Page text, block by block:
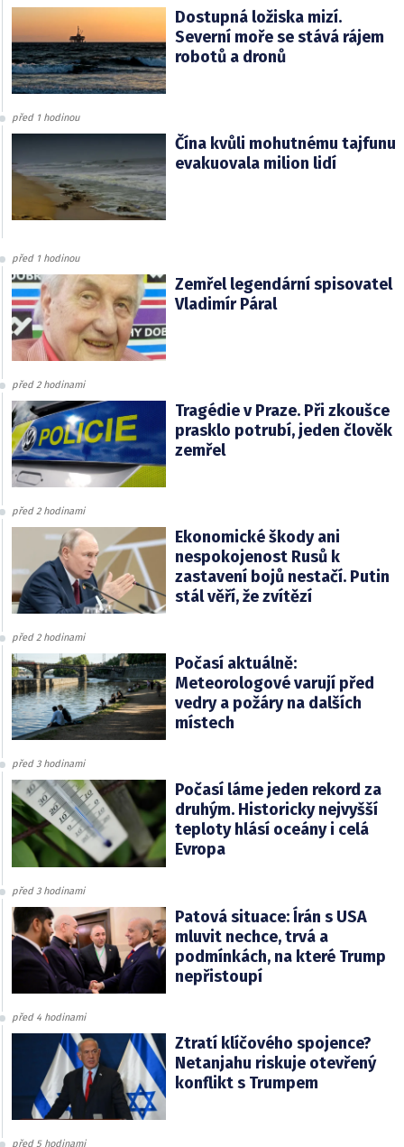
Dostupná ložiska mizí.
Severní moře se stává rájem
robotů a dronů
před 1 hodinou
Čína kvůli mohutnému tajfunu
evakuovala milion lidí
před 1 hodinou
Zemřel legendární spisovatel
Vladimír Páral
před 2 hodinami
Tragédie v Praze. Při zkoušce
prasklo potrubí, jeden člověk
zemřel
před 2 hodinami
Ekonomické škody ani
nespokojenost Rusů k
zastavení bojů nestačí. Putin
stál věří, že zvítězí
před 2 hodinami
Počasí aktuálně:
Meteorologové varují před
vedry a požáry na dalších
místech
před 3 hodinami
Počasí láme jeden rekord za
druhým. Historicky nejvyšší
teploty hlásí oceány i celá
Evropa
před 3 hodinami
Patová situace: Írán s USA
mluvit nechce, trvá a
podmínkách, na které Trump
nepřistoupí
před 4 hodinami
Ztratí klíčového spojence?
Netanjahu riskuje otevřený
konflikt s Trumpem
před 5 hodinami